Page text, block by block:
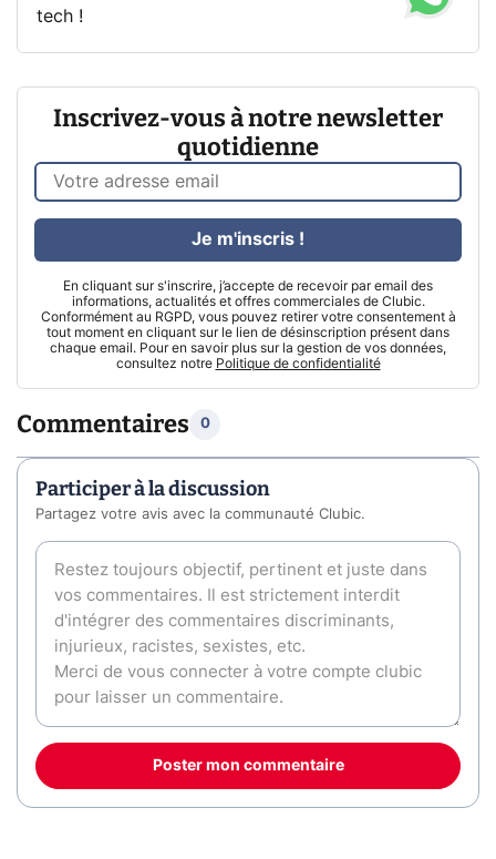
tech !
Inscrivez-vous à notre newsletter
quotidienne
En cliquant sur s'inscrire, j’accepte de recevoir par email des
informations, actualités et offres commerciales de Clubic.
Conformément au RGPD, vous pouvez retirer votre consentement à
tout moment en cliquant sur le lien de désinscription présent dans
chaque email. Pour en savoir plus sur la gestion de vos données,
consultez notre Politique de confidentialité
Je m'inscris !
Commentaires 0
Participer à la discussion
Partagez votre avis avec la communauté Clubic.
Poster mon commentaire